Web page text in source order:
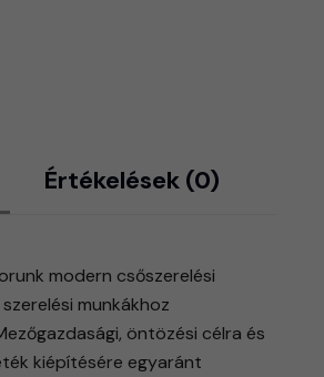
Értékelések (0)
modern csőszerelési
szerelési munkákhoz
öntözési célra és
kiépítésére egyaránt